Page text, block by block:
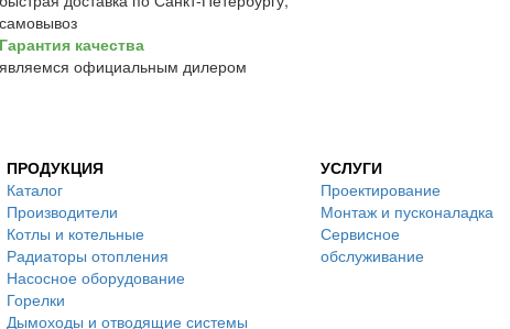
самовывоз
Гарантия качества
являемся официальным дилером
ПРОДУКЦИЯ
Каталог
Производители
Котлы и котельные
Радиаторы отопления
Насосное оборудование
Горелки
Дымоходы и отводящие системы
УСЛУГИ
Проектирование
Монтаж и пусконаладка
Сервисное
обслуживание